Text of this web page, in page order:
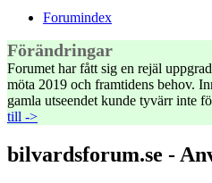
Forumindex
Förändringar
Forumet har fått sig en rejäl
möta 2019 och framtidens behov.
gamla utseendet kunde tyvärr inte
till ->
bilvardsforum.se -